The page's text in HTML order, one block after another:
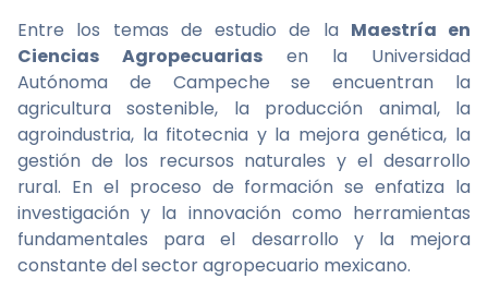
Entre los temas de estudio de la Maestría en
Ciencias Agropecuarias en la Universidad
Autónoma de Campeche se encuentran la
agricultura sostenible, la producción animal, la
agroindustria, la fitotecnia y la mejora genética, la
gestión de los recursos naturales y el desarrollo
rural. En el proceso de formación se enfatiza la
investigación y la innovación como herramientas
fundamentales para el desarrollo y la mejora
constante del sector agropecuario mexicano.